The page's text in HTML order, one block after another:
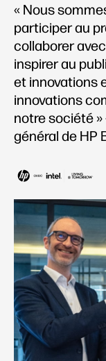
« Nous
participer au
collaborer
inspirer au
et innovations
innovations
notre société »
général de HP